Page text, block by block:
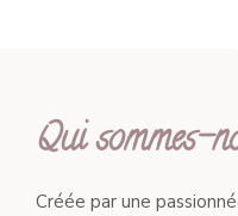
Qui sommes-
Créée par une